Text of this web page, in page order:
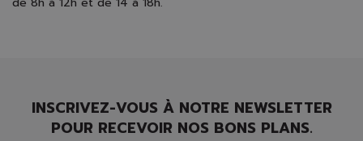
INSCRIVEZ-VOUS À NOTRE NEWSLETTER
POUR RECEVOIR NOS BONS PLANS.